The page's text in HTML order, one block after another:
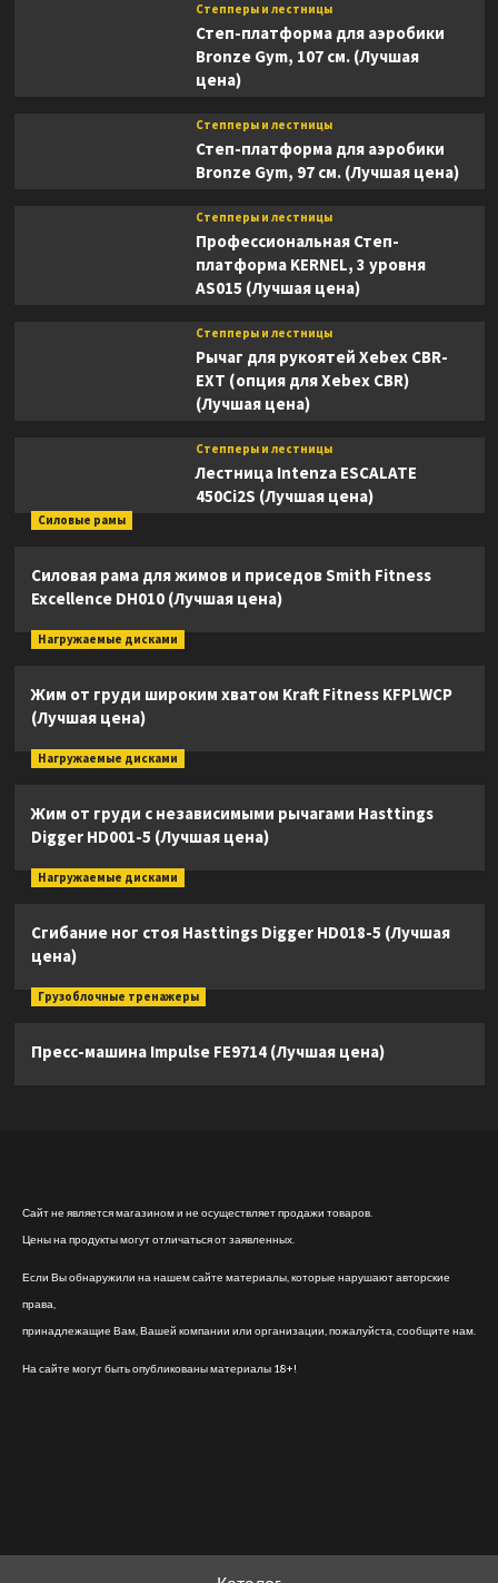
Степперы и лестницы
Степ-платформа для аэробики
Bronze Gym, 107 см. (Лучшая
цена)
Степперы и лестницы
Степ-платформа для аэробики
Bronze Gym, 97 см. (Лучшая цена)
Степперы и лестницы
Профессиональная Степ-
платформа KERNEL, 3 уровня
AS015 (Лучшая цена)
Степперы и лестницы
Рычаг для рукоятей Xebex CBR-
EXT (опция для Xebex CBR)
(Лучшая цена)
Степперы и лестницы
Лестница Intenza ESCALATE
450Ci2S (Лучшая цена)
Силовые рамы
Силовая рама для жимов и приседов Smith Fitness
Excellence DH010 (Лучшая цена)
Нагружаемые дисками
Жим от груди широким хватом Kraft Fitness KFPLWCP
(Лучшая цена)
Нагружаемые дисками
Жим от груди с независимыми рычагами Hasttings
Digger HD001-5 (Лучшая цена)
Нагружаемые дисками
Сгибание ног стоя Hasttings Digger HD018-5 (Лучшая
цена)
Грузоблочные тренажеры
Пресс-машина Impulse FE9714 (Лучшая цена)
Сайт не является магазином и не осуществляет продажи товаров.
Цены на продукты могут отличаться от заявленных.
Если Вы обнаружили на нашем сайте материалы, которые нарушают авторские
права,
принадлежащие Вам, Вашей компании или организации, пожалуйста, сообщите нам.
На сайте могут быть опубликованы материалы 18+!